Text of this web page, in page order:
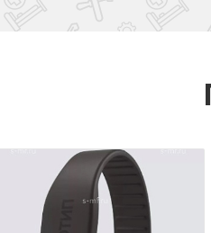
L - диаметр
Доступные
логотипа
Заказ от 50 шт.